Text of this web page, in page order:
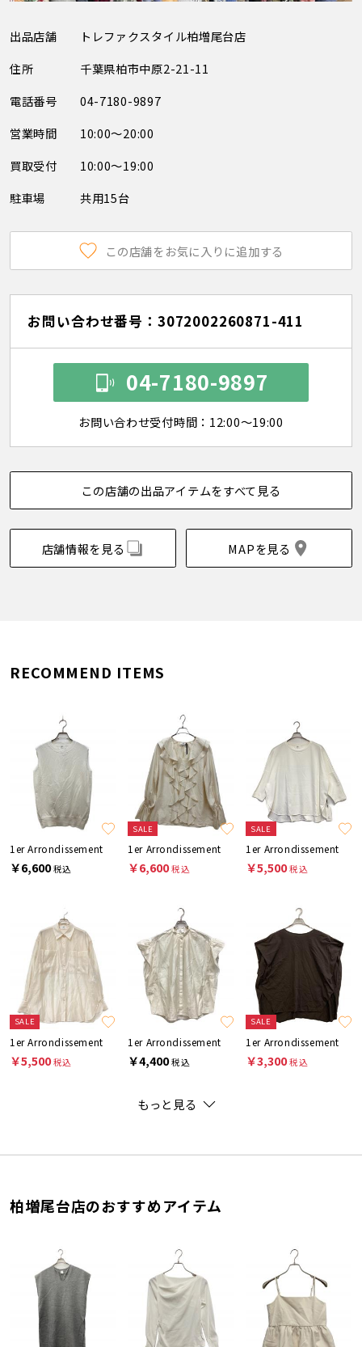
出品店舗
トレファクスタイル柏増尾台店
住所
千葉県柏市中原2-21-11
電話番号
04-7180-9897
営業時間
10:00～20:00
買取受付
10:00～19:00
駐車場
共用15台
この店舗をお気に入りに追加する
お問い合わせ番号：3072002260871-411
04-7180-9897
お問い合わせ受付時間：12:00～19:00
この店舗の出品アイテムをすべて見る
店舗情報を見る MAPを見る
RECOMMEND ITEMS
1er Arrondissement
￥6,600税込
SALE
1er Arrondissement
￥6,600税込
SALE
1er Arrondissement
￥5,500税込
SALE
1er Arrondissement
￥5,500税込
1er Arrondissement
￥4,400税込
SALE
1er Arrondissement
￥3,300税込
もっと見る
柏増尾台店のおすすめアイテム